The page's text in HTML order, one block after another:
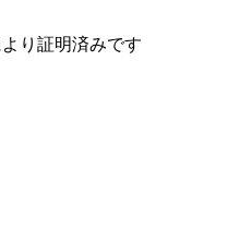
り証明済みです